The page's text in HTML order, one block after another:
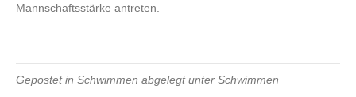
Mannschaftsstärke antreten.
Gepostet in Schwimmen abgelegt unter Schwimmen